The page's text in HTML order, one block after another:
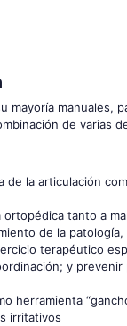
manuales,
de varias
de la articulación
tanto a
de la
terapéutico
y prevenir
herramienta
irritativos